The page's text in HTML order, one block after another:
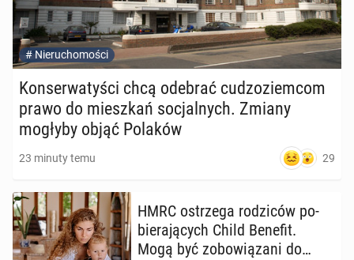
#Nieruchomości
Kon­ser­wa­ty­ści chcą odebrać cu­dzo­ziem­com
prawo do miesz­kań so­cjal­nych. Zmiany
mogłyby objąć Polaków
23 minuty temu 29
HMRC ostrze­ga ro­dzi­ców po­
bie­ra­ją­cych Child Benefit.
Mogą być zo­bo­wią­za­ni do